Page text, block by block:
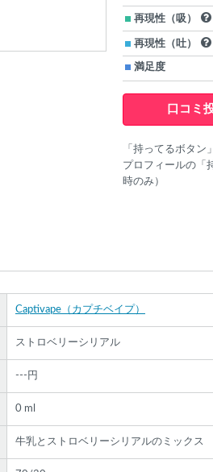
再現性（吸）
再現性（吐）
満足度
口コミ
「持ってるボタン
プロフィールの「
時のみ）
Captivape（カプチベイプ）
ストロベリーシリアル
---円
0 ml
牛乳とストロベリーシリアルのミックス
索ボタンを押してくだ
れていない可能性があ
させていただきます。